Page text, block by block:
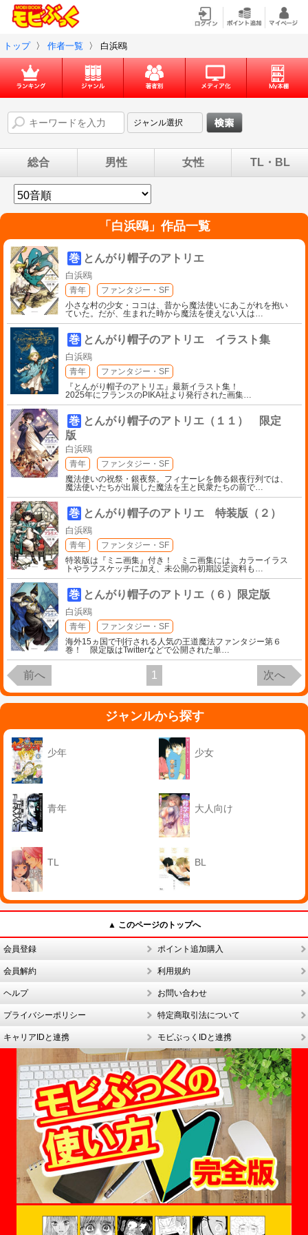
トップ 〉 作者一覧 〉 白浜鴎
総合 男性 女性 TL・BL
「 白浜鴎」作品一覧
巻 とんがり帽子のアトリエ
白浜鴎
青年
ファンタジー・SF
小さな村の少女・ココは、昔から魔法使いにあこがれを抱い
ていた。だが、生まれた時から魔法を使えない人は…
巻 とんがり帽子のアトリエ イラスト集
白浜鴎
青年
ファンタジー・SF
『とんがり帽子のアトリエ』最新イラスト集！
2025年にフランスのPIKA社より発行された画集…
巻 とんがり帽子のアトリエ（１１） 限定
版
白浜鴎
青年
ファンタジー・SF
魔法使いの祝祭・銀夜祭。フィナーレを飾る銀夜行列では、
魔法使いたちが出展した魔法を王と民衆たちの前で…
巻 とんがり帽子のアトリエ 特装版（２）
白浜鴎
青年
ファンタジー・SF
特装版は『ミニ画集』付き！ ミニ画集には、カラーイラス
トやラフスケッチに加え、未公開の初期設定資料も …
巻 とんがり帽子のアトリエ（６）限定版
白浜鴎
青年
ファンタジー・SF
海外15ヵ国で刊行される人気の王道魔法ファンタジー第６
巻！ 限定版はTwitterなどで公開された単…
前へ 1 次へ
ジャンルから探す
少年 少女
青年 大人向け
TL BL
▲ このページのトップへ
会員登録 ポイント追加購入
会員解約 利用規約
ヘルプ お問い合わせ
プライバシーポリシー 特定商取引法について
キャリアIDと連携 モビぶっくIDと連携